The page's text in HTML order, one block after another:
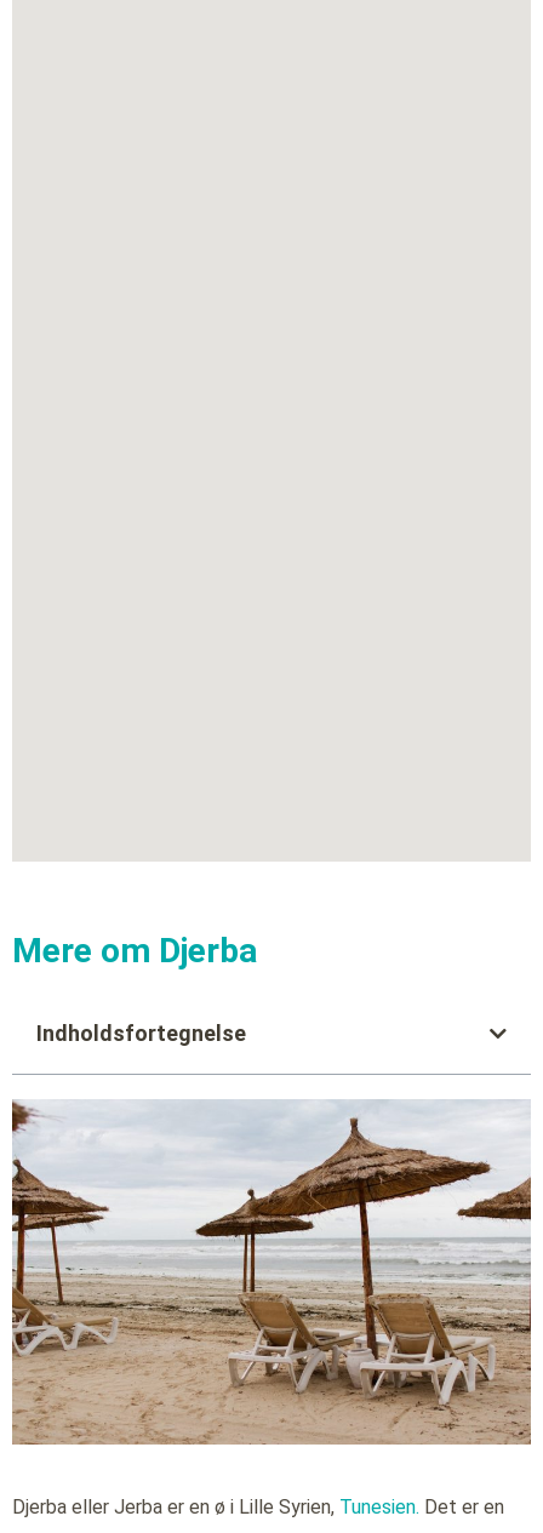
Mere om Djerba
Indholdsfortegnelse
Djerba eller Jerba er en ø i Lille Syrien, Tunesien. Det er en